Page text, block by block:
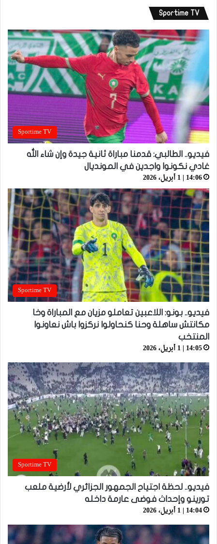
Sportime TV
Sportime TV
فيديو.. الطالبي: قدمنا مباراة ثانية جيدة وإن شاء الله
غادي نكونوا واجدين في المونديال
14:06 | 1 أبريل، 2026
Sportime TV
فيديو.. بونو: اللاعبين تعاملو مزيان مع المباراة وخا
مكانتش ساهلة وحنا كنحاولوا نركزوا باش نعاونوا
المنتخب
14:05 | 1 أبريل، 2026
Sportime TV
فيديو.. لحظة اجتياح الجمهور الجزائري لأرضية ملعب
تورينو وإحداث فوضى عارمة داخله
14:04 | 1 أبريل، 2026